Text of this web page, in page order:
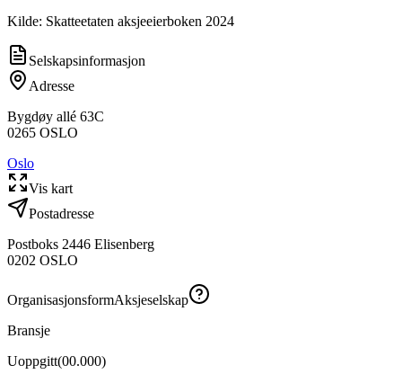
Kilde: Skatteetaten aksjeeierboken 2024
Selskapsinformasjon
Adresse
Bygdøy allé 63C
0265 OSLO
Oslo
Vis kart
Postadresse
Postboks 2446 Elisenberg
0202 OSLO
OrganisasjonsformAksjeselskap
Bransje
Uoppgitt(00.000)